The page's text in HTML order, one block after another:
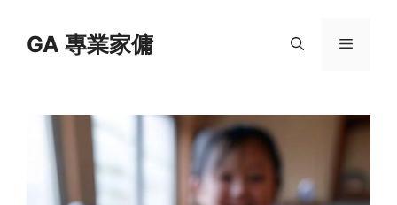
contentGA 專業家傭 Menu